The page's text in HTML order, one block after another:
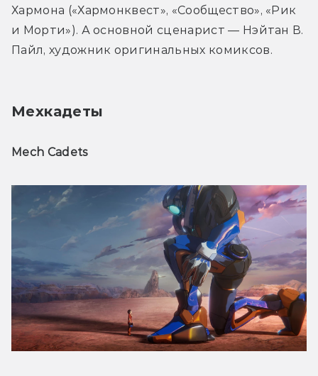
Хармона («Хармонквест», «Сообщество», «Рик
и Морти»). А основной сценарист — Нэйтан В.
Пайл, художник оригинальных комиксов.
Мехкадеты
Mech Cadets